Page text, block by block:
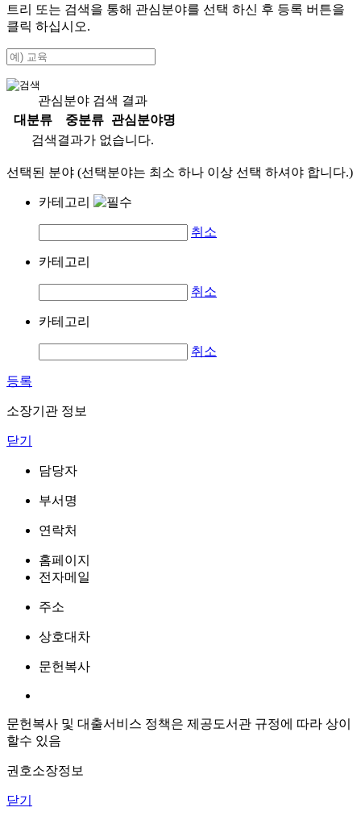
트리 또는 검색을 통해 관심분야를 선택 하신 후 등록 버튼을
클릭 하십시오.
관심분야 검색 결과
대분류
중분류
관심분야명
검색결과가 없습니다.
선택된 분야 (선택분야는 최소 하나 이상 선택 하셔야 합니다.)
카테고리
취소
카테고리
취소
카테고리
취소
등록
소장기관 정보
닫기
담당자
부서명
연락처
홈페이지
전자메일
주소
상호대차
문헌복사
문헌복사 및 대출서비스 정책은 제공도서관 규정에 따라 상이
할수 있음
권호소장정보
닫기